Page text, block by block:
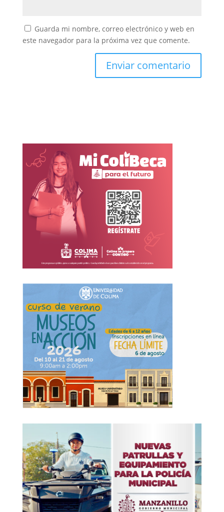
Guarda mi nombre, correo electrónico y web en
este navegador para la próxima vez que comente.